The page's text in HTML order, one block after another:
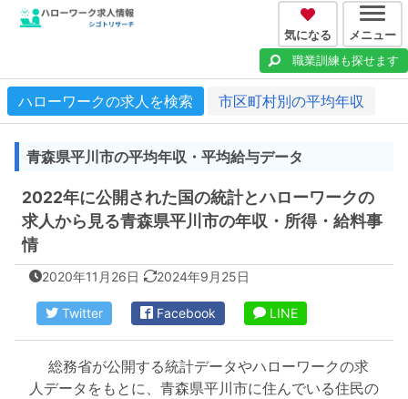
気になる メニュー
職業訓練も探せます
ハローワークの求人を検索 市区町村別の平均年収
青森県平川市の平均年収・平均給与データ
2022年に公開された国の統計とハローワークの
求人から見る青森県平川市の年収・所得・給料事
情
2020年11月26日 2024年9月25日
Twitter Facebook LINE
総務省が公開する統計データやハローワークの求
人データをもとに、青森県平川市に住んでいる住民の